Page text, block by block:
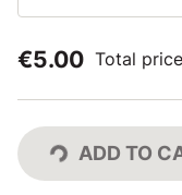
€5.00 Total
ADD TO